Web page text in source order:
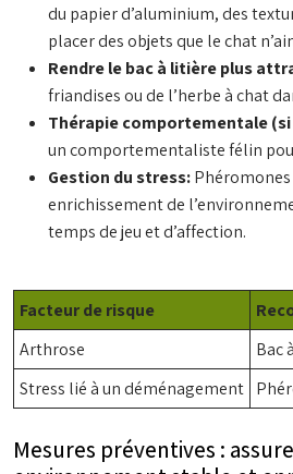
du papier d’aluminium, des
placer des objets que le chat
Rendre le bac à litière plus
friandises ou de l’herbe à chat
Thérapie comportementale
un comportementaliste félin
Gestion du stress:
enrichissement de
temps de jeu et d’affection.
Facteur de risque
Arthrose
Bac
Stress lié à un déménagement
Mesures préventives :